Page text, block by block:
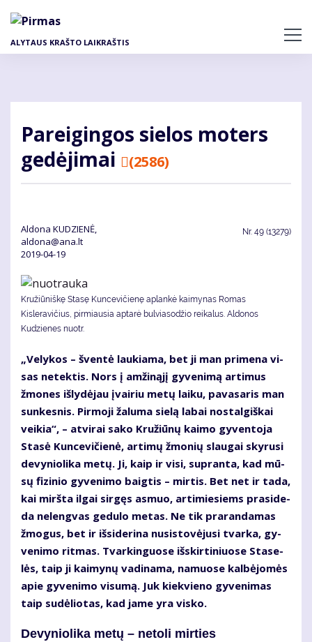
pagrindinį
ALYTAUS KRAŠTO LAIKRAŠTIS
Pa­rei­gin­gos sie­los mo­ters
ge­dė­ji­mai
(2586)
Aldona KUDZIENĖ,
aldona@ana.lt
2019-04-19
Nr. 49 (13279)
Kružiūniškę Stasę Kuncevičienę aplankė kaimynas Romas
Kisleravičius, pirmiausia aptarė bulviasodžio reikalus. Aldonos
Kudzienes nuotr.
„Ve­ly­kos – šven­tė lau­kia­ma, bet ji man pri­me­na vi­
sas ne­tek­tis. Nors į am­ži­ną­jį gy­ve­ni­mą ar­ti­mus
žmo­nes iš­ly­dė­jau įvai­riu me­tų lai­ku, pa­va­sa­ris man
sun­kes­nis. Pir­mo­ji ža­lu­ma sie­lą la­bai nos­tal­giš­kai
vei­kia“, – at­vi­rai sa­ko Kru­žiū­nų kai­mo gy­ven­to­ja
Sta­sė Kun­ce­vi­čie­nė, ar­ti­mų žmo­nių slau­gai sky­ru­si
de­vy­nio­li­ka me­tų. Ji, kaip ir vi­si, su­pran­ta, kad mū­
sų fi­zi­nio gy­ve­ni­mo baig­tis – mir­tis. Bet net ir ta­da,
kai mirš­ta il­gai sir­gęs as­muo, ar­ti­mie­siems pra­si­de­
da ne­leng­vas ge­du­lo me­tas. Ne tik pra­ran­da­mas
žmo­gus, bet ir iš­si­de­ri­na nu­si­sto­vė­ju­si tvar­ka, gy­
ve­ni­mo rit­mas. Tvar­kin­guo­se iš­skir­ti­niuo­se Sta­se­
lės, taip ji kai­my­nų va­di­na­ma, na­muo­se kal­bė­jo­mės
apie gy­ve­ni­mo vi­su­mą. Juk kiek­vie­no gy­ve­ni­mas
taip su­dė­lio­tas, kad ja­me yra vis­ko.
De­vy­nio­li­ka me­tų – ne­to­li mir­ties